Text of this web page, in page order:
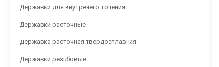
Державки для внутренего точения
Державки расточные
Державка расточная твердосплавная
Державки резьбовые